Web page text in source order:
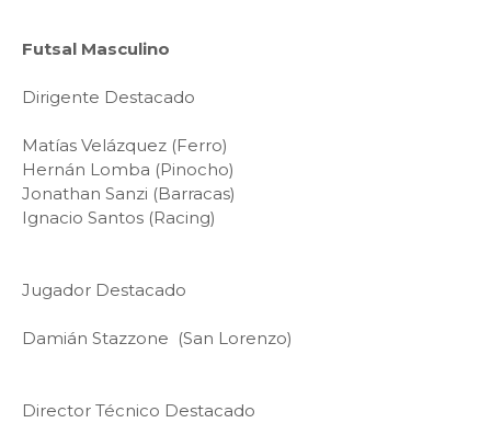
Futsal Masculino
Dirigente Destacado
Matías Velázquez (Ferro)
Hernán Lomba (Pinocho)
Jonathan Sanzi (Barracas)
Ignacio Santos (Racing)
Jugador Destacado
Damián Stazzone (San Lorenzo)
Director Técnico Destacado